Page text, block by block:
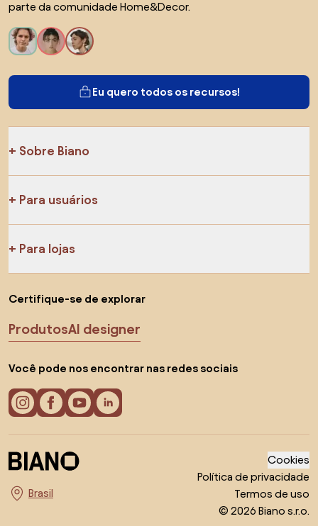
parte da comunidade Home&Decor.
Eu quero todos os recursos!
Sobre Biano
Para usuários
Para lojas
Certifique-se de explorar
ProdutosAI designer
Você pode nos encontrar nas redes sociais
Escolha o país
Cookies
Política de privacidade
Termos de uso
© 2026 Biano s.r.o.